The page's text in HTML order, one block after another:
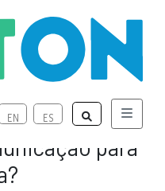
EN ES Menu
para